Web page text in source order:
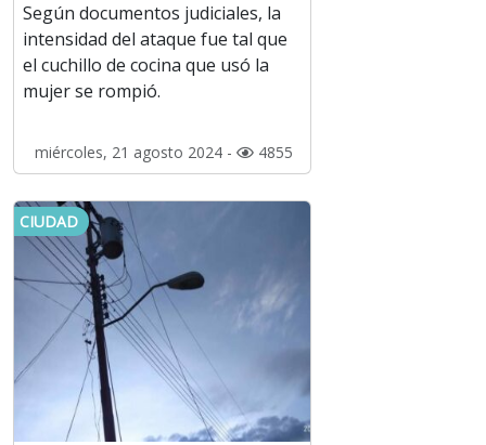
Según documentos judiciales, la
intensidad del ataque fue tal que
el cuchillo de cocina que usó la
mujer se rompió.
miércoles, 21 agosto 2024 - 4855
CIUDAD